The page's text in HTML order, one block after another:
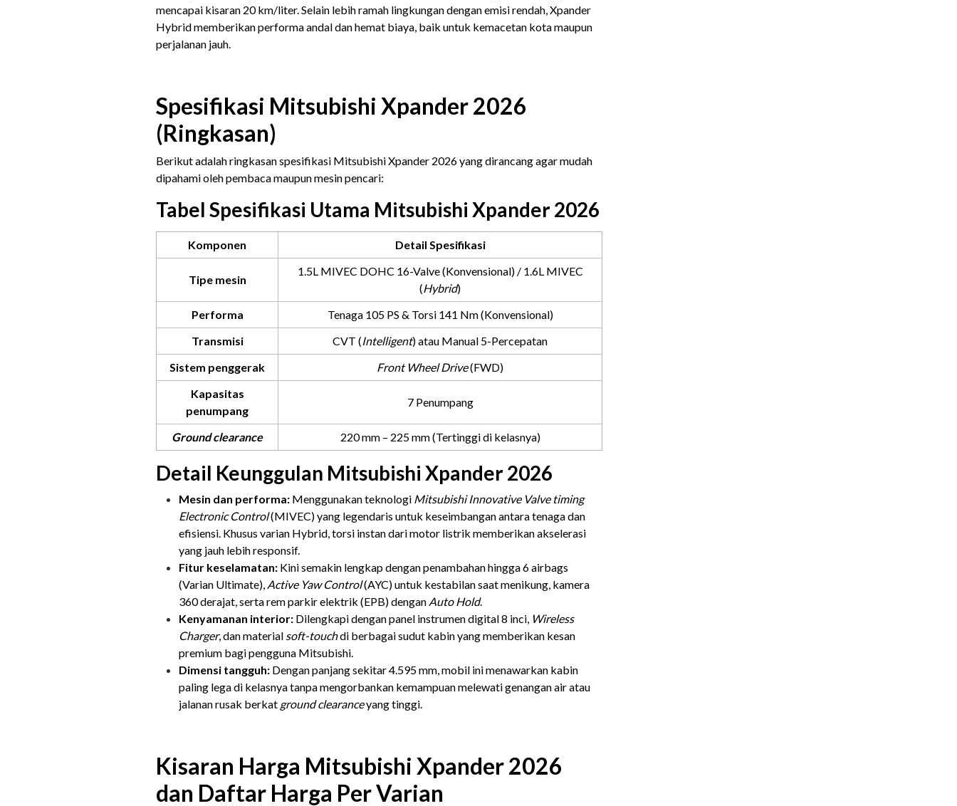
mencapai kisaran 20 km/liter. Selain lebih ramah lingkungan dengan emisi rendah, Xpander
Hybrid memberikan performa andal dan hemat biaya, baik untuk kemacetan kota maupun
perjalanan jauh.
Spesifikasi Mitsubishi Xpander 2026
(Ringkasan)
Berikut adalah ringkasan spesifikasi Mitsubishi Xpander 2026 yang dirancang agar mudah
dipahami oleh pembaca maupun mesin pencari:
Tabel Spesifikasi Utama Mitsubishi Xpander 2026
Komponen Detail Spesifikasi
Tipe mesin
1.5L MIVEC DOHC 16-Valve (Konvensional) / 1.6L MIVEC
(Hybrid)
Performa
Tenaga 105 PS & Torsi 141 Nm (Konvensional)
Transmisi
CVT (Intelligent) atau Manual 5-Percepatan
Sistem penggerak
Front Wheel Drive(FWD)
Kapasitas
penumpang
7 Penumpang
Ground clearance 220 mm – 225 mm (Tertinggi di kelasnya)
Detail Keunggulan Mitsubishi Xpander 2026
Mesin dan performa: Menggunakan teknologi Mitsubishi Innovative Valve timing
Electronic Control(MIVEC) yang legendaris untuk keseimbangan antara tenaga dan
efisiensi. Khusus varian Hybrid, torsi instan dari motor listrik memberikan akselerasi
yang jauh lebih responsif.
Fitur keselamatan: Kini semakin lengkap dengan penambahan hingga 6 airbags
(Varian Ultimate), Active Yaw Control(AYC) untuk kestabilan saat menikung, kamera
360 derajat, serta rem parkir elektrik (EPB) dengan Auto Hold.
Kenyamanan interior: Dilengkapi dengan panel instrumen digital 8 inci, Wireless
Charger, dan material soft-touchdi berbagai sudut kabin yang memberikan kesan
premium bagi pengguna Mitsubishi.
Dimensi tangguh: Dengan panjang sekitar 4.595 mm, mobil ini menawarkan kabin
paling lega di kelasnya tanpa mengorbankan kemampuan melewati genangan air atau
jalanan rusak berkat ground clearanceyang tinggi.
Kisaran Harga Mitsubishi Xpander 2026
dan Daftar Harga Per Varian